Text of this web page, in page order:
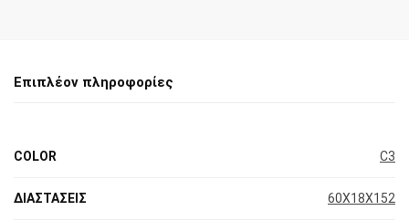
Επιπλέον πληροφορίες
COLOR C3
ΔΙΑΣΤΑΣΕΙΣ 60X18X152